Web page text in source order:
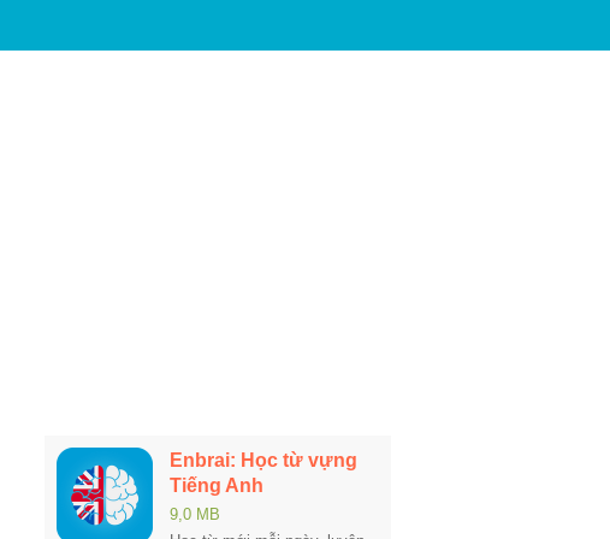
Enbrai: Học từ vựng
Tiếng Anh
9,0 MB